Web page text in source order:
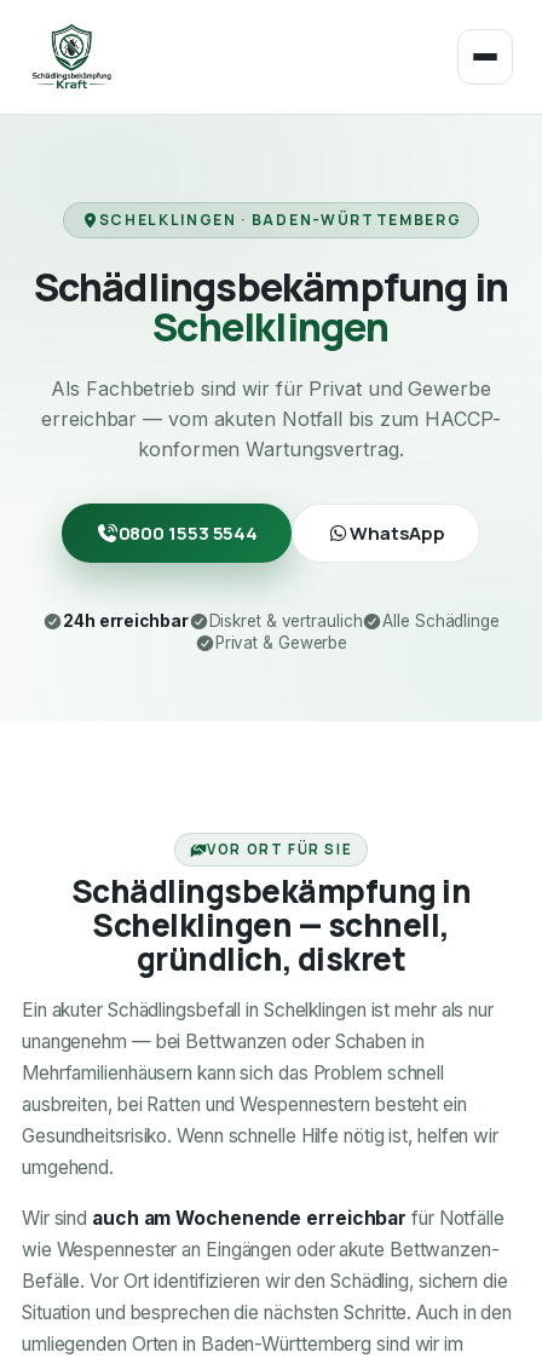
SCHELKLINGEN · BADEN-WÜRTTEMBERG
Schädlingsbekämpfung in
Schelklingen
Als Fachbetrieb sind wir für Privat und Gewerbe
erreichbar — vom akuten Notfall bis zum HACCP-
konformen Wartungsvertrag.
0800 1553 5544 WhatsApp
24h erreichbar Diskret & vertraulich
Alle Schädlinge
Privat & Gewerbe
VOR ORT FÜR SIE
Schädlingsbekämpfung in
Schelklingen — schnell,
gründlich, diskret
Ein akuter Schädlingsbefall in Schelklingen ist mehr als nur
unangenehm — bei Bettwanzen oder Schaben in
Mehrfamilienhäusern kann sich das Problem schnell
ausbreiten, bei Ratten und Wespennestern besteht ein
Gesundheitsrisiko. Wenn schnelle Hilfe nötig ist, helfen wir
umgehend.
Wir sind auch am Wochenende erreichbar für Notfälle
wie Wespennester an Eingängen oder akute Bettwanzen-
Befälle. Vor Ort identifizieren wir den Schädling, sichern die
Situation und besprechen die nächsten Schritte. Auch in den
umliegenden Orten in Baden-Württemberg sind wir im